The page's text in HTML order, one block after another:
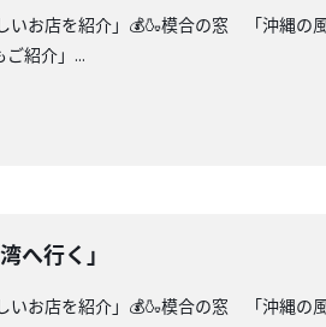
いお店を紹介」💰🍶模合の窓 「沖縄
紹介」...
へ行く」
いお店を紹介」💰🍶模合の窓 「沖縄